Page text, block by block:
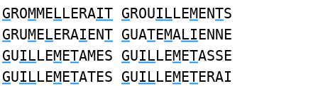
GROMMELLERAIT GROUILLEMENTS
GRUMELERAIENT GUATEMALIENNE
GUILLEMETAMES GUILLEMETASSE
GUILLEMETATES GUILLEMETERAI